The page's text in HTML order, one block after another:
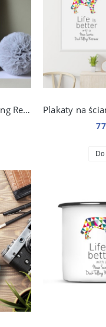
Plakat na ścianę Duck Tolling Retriever Origami do salonu